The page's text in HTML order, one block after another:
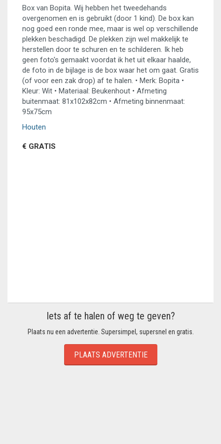
Box van Bopita. Wij hebben het tweedehands
overgenomen en is gebruikt (door 1 kind). De box kan
nog goed een ronde mee, maar is wel op verschillende
plekken beschadigd. De plekken zijn wel makkelijk te
herstellen door te schuren en te schilderen. Ik heb
geen foto's gemaakt voordat ik het uit elkaar haalde,
de foto in de bijlage is de box waar het om gaat. Gratis
(of voor een zak drop) af te halen. • Merk: Bopita •
Kleur: Wit • Materiaal: Beukenhout • Afmeting
buitenmaat: 81x102x82cm • Afmeting binnenmaat:
95x75cm
Houten
€ GRATIS
Iets af te halen of weg te geven?
Plaats nu een advertentie. Supersimpel, supersnel en gratis.
PLAATS ADVERTENTIE